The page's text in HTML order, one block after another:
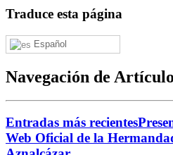
Traduce esta página
Español
Navegación de
Entradas más recientes
Web Oficial de la